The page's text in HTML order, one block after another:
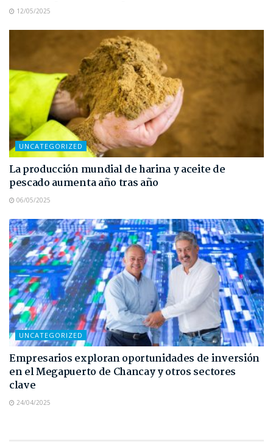
12/05/2025
UNCATEGORIZED
La producción mundial de harina y aceite de
pescado aumenta año tras año
06/05/2025
UNCATEGORIZED
Empresarios exploran oportunidades de inversión
en el Megapuerto de Chancay y otros sectores
clave
24/04/2025